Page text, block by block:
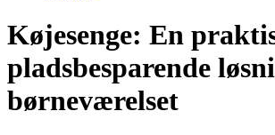
Køjesenge: En
pladsbesparende
børneværelset